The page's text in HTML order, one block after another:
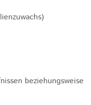
beziehungsweise